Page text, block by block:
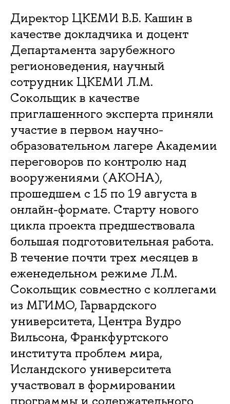
Директор ЦКЕМИ В.Б. Кашин в
качестве докладчика и доцент
Департамента зарубежного
регионоведения, научный
сотрудник ЦКЕМИ Л.М.
Сокольщик в качестве
приглашенного эксперта приняли
участие в первом научно-
образовательном лагере Академии
переговоров по контролю над
вооружениями (АКОНА),
прошедшем с 15 по 19 августа в
онлайн-формате. Старту нового
цикла проекта предшествовала
большая подготовительная работа.
В течение почти трех месяцев в
еженедельном режиме Л.М.
Сокольщик совместно с коллегами
из МГИМО, Гарвардского
университета, Центра Вудро
Вильсона, Франкфуртского
института проблем мира,
Исландского университета
участвовал в формировании
программы и содержательного